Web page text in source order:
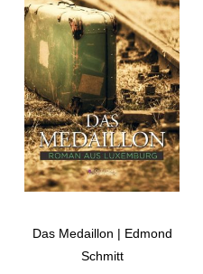
Das Medaillon | Edmond
Schmitt